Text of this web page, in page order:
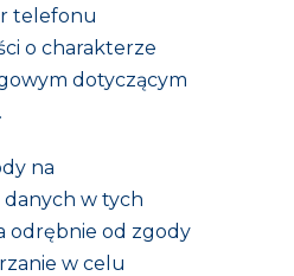
telefonu
o charakterze
dotyczącym
na
w tych
odrębnie od zgody
w celu